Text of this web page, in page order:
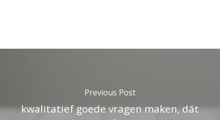
Previous Post
kwalitatief goede vragen maken, dát